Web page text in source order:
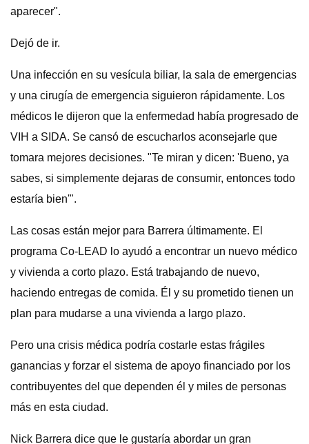
aparecer".
Dejó de ir.
Una infección en su vesícula biliar, la sala de emergencias
y una cirugía de emergencia siguieron rápidamente. Los
médicos le dijeron que la enfermedad había progresado de
VIH a SIDA. Se cansó de escucharlos aconsejarle que
tomara mejores decisiones. "Te miran y dicen: 'Bueno, ya
sabes, si simplemente dejaras de consumir, entonces todo
estaría bien'".
Las cosas están mejor para Barrera últimamente. El
programa Co-LEAD lo ayudó a encontrar un nuevo médico
y vivienda a corto plazo. Está trabajando de nuevo,
haciendo entregas de comida. Él y su prometido tienen un
plan para mudarse a una vivienda a largo plazo.
Pero una crisis médica podría costarle estas frágiles
ganancias y forzar el sistema de apoyo financiado por los
contribuyentes del que dependen él y miles de personas
más en esta ciudad.
Nick Barrera dice que le gustaría abordar un gran